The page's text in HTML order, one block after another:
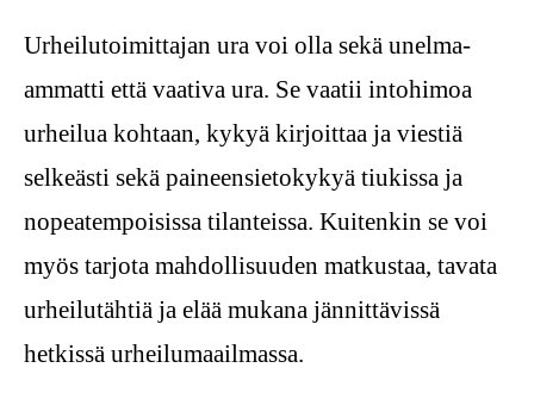
Urheilutoimittajan ura voi olla sekä unelma-
ammatti että vaativa ura. Se vaatii intohimoa
urheilua kohtaan, kykyä kirjoittaa ja viestiä
selkeästi sekä paineensietokykyä tiukissa ja
nopeatempoisissa tilanteissa. Kuitenkin se voi
myös tarjota mahdollisuuden matkustaa, tavata
urheilutähtiä ja elää mukana jännittävissä
hetkissä urheilumaailmassa.